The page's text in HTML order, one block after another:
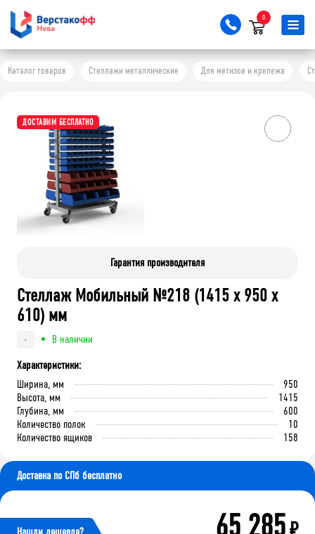
0
Каталог товаров Стеллажи металлические Для метизов и крепежа
ДОСТАВИМ БЕСПЛАТНО
Гарантия производителя
Стеллаж Мобильный №218 (1415 х 950 х
610) мм
-
В наличии
Характеристики:
Ширина, мм
950
Высота, мм
1415
Глубина, мм
600
Количество полок
10
Количество ящиков
158
Доставка по СПб бесплатно